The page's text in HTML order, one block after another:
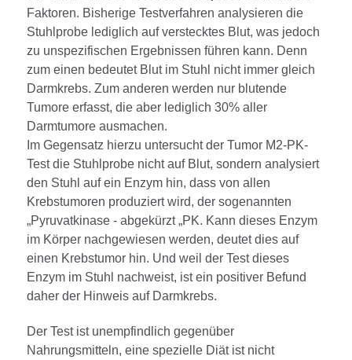
Faktoren. Bisherige Testverfahren analysieren die
Stuhlprobe lediglich auf verstecktes Blut, was jedoch
zu unspezifischen Ergebnissen führen kann. Denn
zum einen bedeutet Blut im Stuhl nicht immer gleich
Darmkrebs. Zum anderen werden nur blutende
Tumore erfasst, die aber lediglich 30% aller
Darmtumore ausmachen.
Im Gegensatz hierzu untersucht der Tumor M2-PK-
Test die Stuhlprobe nicht auf Blut, sondern analysiert
den Stuhl auf ein Enzym hin, dass von allen
Krebstumoren produziert wird, der sogenannten
„Pyruvatkinase - abgekürzt „PK. Kann dieses Enzym
im Körper nachgewiesen werden, deutet dies auf
einen Krebstumor hin. Und weil der Test dieses
Enzym im Stuhl nachweist, ist ein positiver Befund
daher der Hinweis auf Darmkrebs.
Der Test ist unempfindlich gegenüber
Nahrungsmitteln, eine spezielle Diät ist nicht